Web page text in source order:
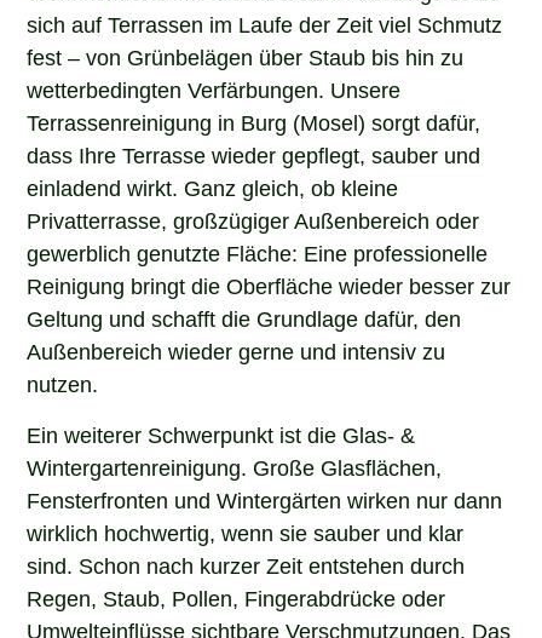
sich auf Terrassen im Laufe der Zeit viel Schmutz
fest – von Grünbelägen über Staub bis hin zu
wetterbedingten Verfärbungen. Unsere
Terrassenreinigung in Burg (Mosel) sorgt dafür,
dass Ihre Terrasse wieder gepflegt, sauber und
einladend wirkt. Ganz gleich, ob kleine
Privatterrasse, großzügiger Außenbereich oder
gewerblich genutzte Fläche: Eine professionelle
Reinigung bringt die Oberfläche wieder besser zur
Geltung und schafft die Grundlage dafür, den
Außenbereich wieder gerne und intensiv zu
nutzen.
Ein weiterer Schwerpunkt ist die Glas- &
Wintergartenreinigung. Große Glasflächen,
Fensterfronten und Wintergärten wirken nur dann
wirklich hochwertig, wenn sie sauber und klar
sind. Schon nach kurzer Zeit entstehen durch
Regen, Staub, Pollen, Fingerabdrücke oder
Umwelteinflüsse sichtbare Verschmutzungen. Das